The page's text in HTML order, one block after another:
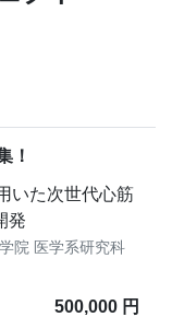
！
いた次世代心筋
発
院 医学系研究科
500,000 円